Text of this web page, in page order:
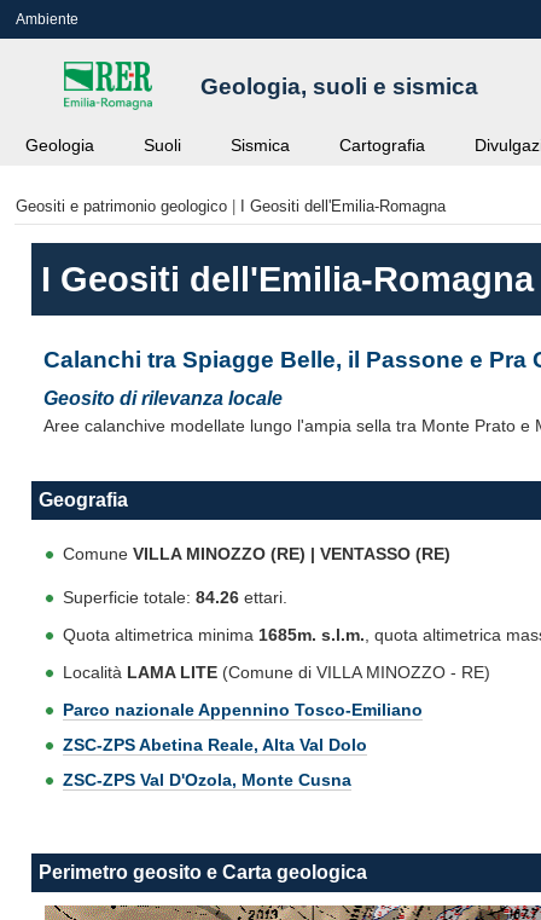
Ambiente
Geologia, suoli e sismica
Geologia Suoli Sismica Cartografia
Geositi e patrimonio geologico I Geositi dell'Emilia-Romagna
I Geositi dell'Emilia-Romagna
Calanchi tra Spiagge Belle, il Passone e Pra
Geosito di rilevanza locale
Aree calanchive modellate lungo l'ampia sella tra Monte Prato
Geografia
Comune VILLA MINOZZO (RE) | VENTASSO (RE)
Superficie totale: 84.26ettari.
Quota altimetrica minima 1685m. s.l.m. , quota altimetrica
Località LAMA LITE(Comune di VILLA MINOZZO - RE)
Parco nazionale Appennino Tosco-Emiliano
ZSC-ZPS Abetina Reale, Alta Val Dolo
ZSC-ZPS Val D'Ozola, Monte Cusna
Perimetro geosito e Carta geologica